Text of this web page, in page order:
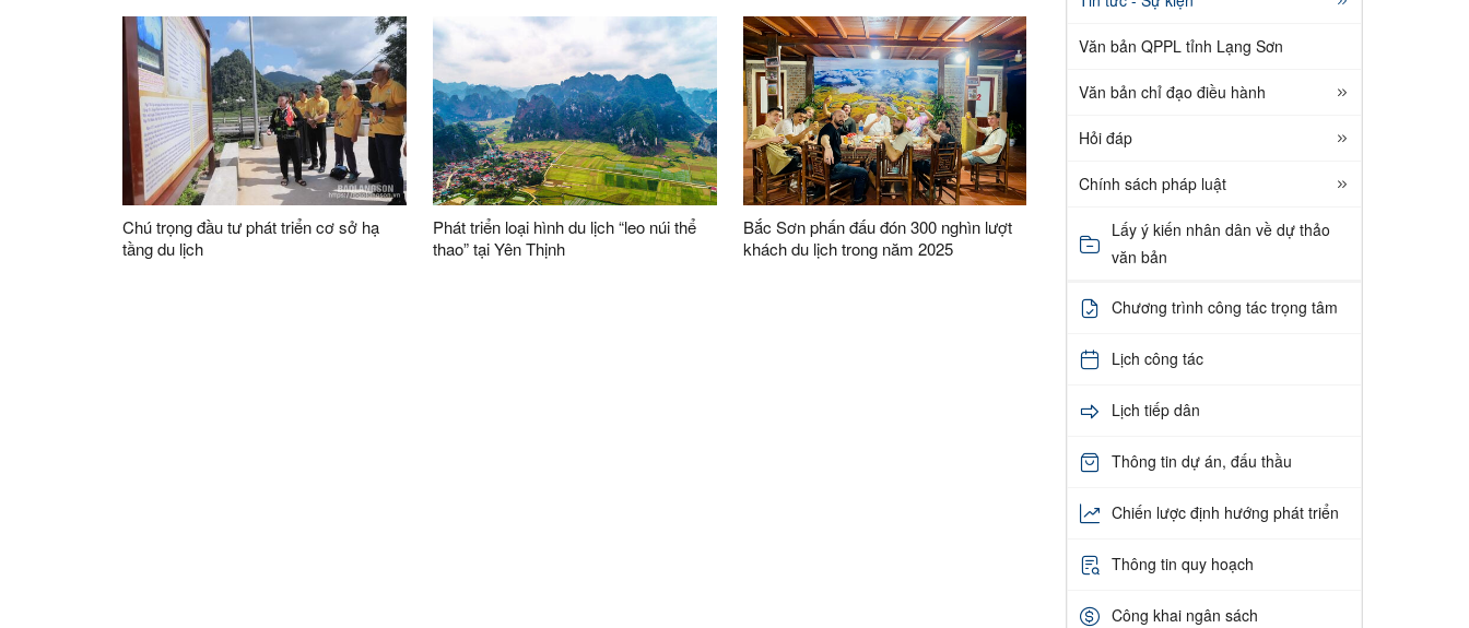
Chú trọng đầu tư phát triển cơ sở hạ
tầng du lịch
Phát triển loại hình du lịch “leo núi thể
thao” tại Yên Thịnh
Bắc Sơn phấn đấu đón 300 nghìn lượt
khách du lịch trong năm 2025
Văn bản QPPL tỉnh Lạng Sơn
Văn bản chỉ đạo điều hành
Hỏi đáp
Chính sách pháp luật
Lấy ý kiến nhân dân về dự thảo
văn bản
Chương trình công tác trọng tâm
Lịch công tác
Lịch tiếp dân
Thông tin dự án, đấu thầu
Chiến lược định hướng phát triển
Thông tin quy hoạch
Công khai ngân sách